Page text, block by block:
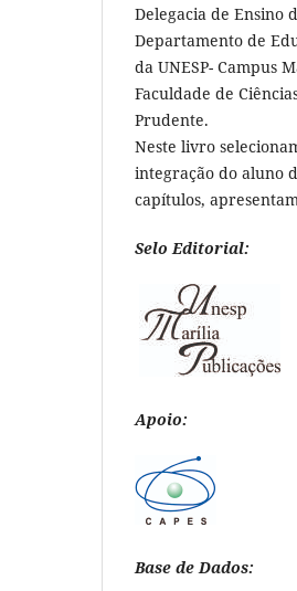
Delegacia de Ensino
Departamento de
da UNESP- Campus
Faculdade de
Prudente.
Neste livro
integração do aluno
capítulos,
Selo Editorial:
Apoio:
Base de Dados: